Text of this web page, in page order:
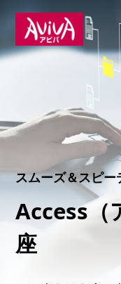
スムーズ＆スピ
Access（
座